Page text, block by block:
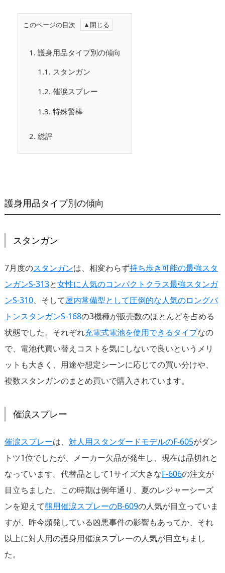
このページの目次
1. 護身用品タイプ別の傾向
1.1. スタンガン
1.2. 催涙スプレー
1.3. 特殊警棒
2. 総評
護身用品タイプ別の傾向
スタンガン
7月度のスタンガンは、相変わらず持ち歩き可能の最強スタ
ンガンS-313と女性に人気のコンパクトクラス最強スタンガ
ンS-310、そして屋内常備型として圧倒的な人気のロングバ
トンスタンガンS-168の3機種が販売数のほとんどを占める
状態でした。それぞれ充電式電池を使用できるタイプなの
で、電池代買い替えコストを気にしないで良いというメリ
ットも大きく、用途や想定シーンに応じての買い分けや、
複数スタンガンのまとめ買いで購入されています。
催涙スプレー
催涙スプレーは、 対人用スタンダードモデルのF-605がダン
トツ1位でしたが、メーカー欠品が発生し、現在は品切れと
なっています。代替品として1サイズ大きなF-606の注文が
目立ちました。この時期は例年通り、夏のレジャーシーズ
ンを迎えて熊用催涙スプレーのB-609の人気が目立っていま
すが、昨今頻発している凶悪事件の影響もあってか、それ
以上に対人用の護身用催涙スプレーの人気が目立ちまし
た。